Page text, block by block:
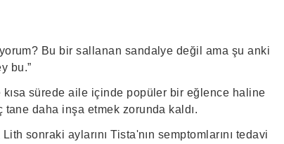
Bu bir sallanan sandalye değil ama şu anki
bu.”
sürede aile içinde popüler bir eğlence haline
daha inşa etmek zorunda kaldı.
sonraki aylarını Tista'nın semptomlarını tedavi